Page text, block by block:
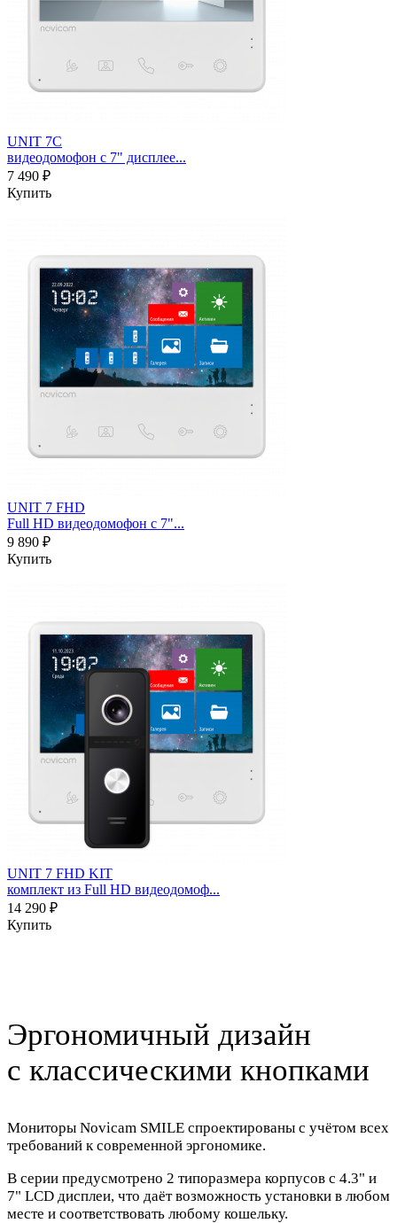
UNIT 7C
видеодомофон с 7" дисплее...
7 490 ₽
Купить
UNIT 7 FHD
Full HD видеодомофон с 7"...
9 890 ₽
Купить
UNIT 7 FHD KIT
комплект из Full HD видеодомоф...
14 290 ₽
Купить
Эргономичный дизайн
с классическими кнопками
Мониторы Novicam SMILE спроектированы с учётом всех
требований к современной эргономике.
В серии предусмотрено 2 типоразмера корпусов с 4.3" и
7" LCD дисплеи, что даёт возможность установки в любом
месте и соответствовать любому кошельку.